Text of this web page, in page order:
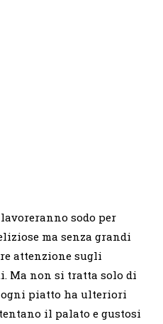
sodo per
ma senza grandi
attenzione sugli
Ma non si tratta solo di
ogni piatto ha ulteriori
il palato e gustosi